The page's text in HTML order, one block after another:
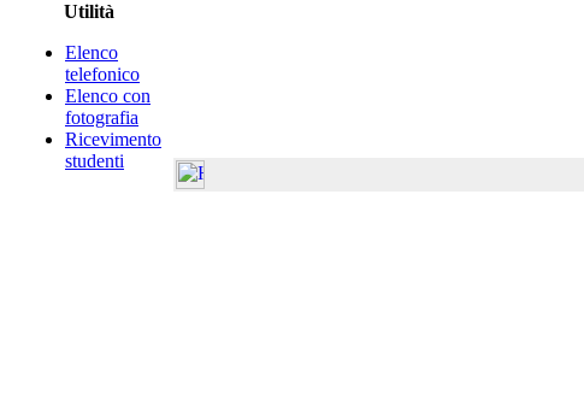
Utilità
Elenco
telefonico
Elenco con
fotografia
Ricevimento
studenti